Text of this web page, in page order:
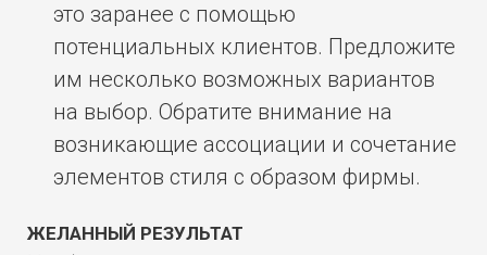
это заранее с помощью
потенциальных клиентов. Предложите
им несколько возможных вариантов
на выбор. Обратите внимание на
возникающие ассоциации и сочетание
элементов стиля с образом фирмы.
ЖЕЛАННЫЙ РЕЗУЛЬТАТ